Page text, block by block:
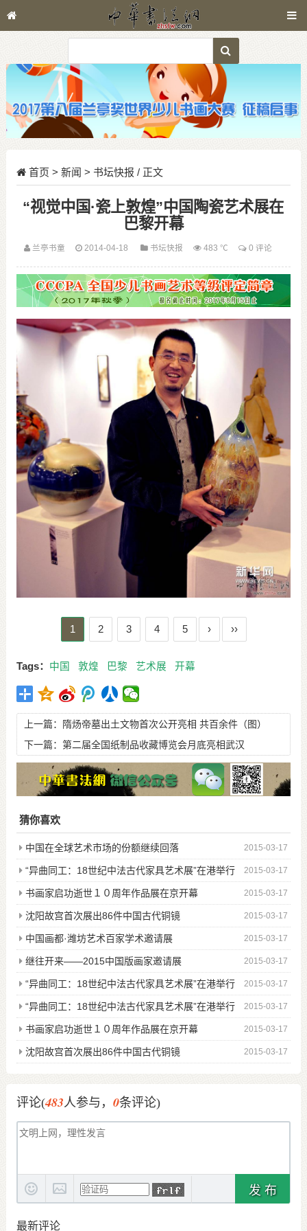
首页 > 新闻 > 书坛快报 / 正文
“视觉中国·瓷上敦煌”中国陶瓷艺术展在
巴黎开幕
兰亭书童 2014-04-18 书坛快报 483 ℃ 0 评论
1 2 3 4 5 › ››
Tags： 中国 敦煌 巴黎 艺术展 开幕
上一篇： 隋炀帝墓出土文物首次公开亮相 共百余件（图）
下一篇： 第二届全国纸制品收藏博览会月底亮相武汉
猜你喜欢
2015-03-17
中国在全球艺术市场的份额继续回落
2015-03-17
“异曲同工：18世纪中法古代家具艺术展”在港举行
图
2015-03-17
书画家启功逝世１０周年作品展在京开幕
2015-03-17
沈阳故宫首次展出86件中国古代铜镜
2015-03-17
中国画都·潍坊艺术百家学术邀请展
2015-03-17
继往开来——2015中国版画家邀请展
2015-03-17
“异曲同工：18世纪中法古代家具艺术展”在港举行
2015-03-17
“异曲同工：18世纪中法古代家具艺术展”在港举行
图
2015-03-17
书画家启功逝世１０周年作品展在京开幕
2015-03-17
沈阳故宫首次展出86件中国古代铜镜
评论(483人参与， 0条评论)
发 布
最新评论